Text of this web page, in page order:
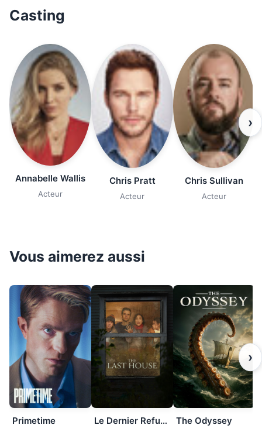
Casting
Annabelle Wallis
Acteur
Chris Pratt
Acteur
Chris Sullivan
Acteur
›
Vous aimerez aussi
Primetime Le Dernier Refuge The Odyssey
›